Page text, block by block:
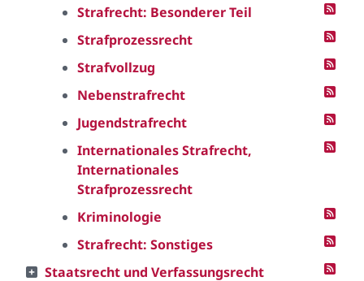
Strafrecht: Besonderer Teil
Strafprozessrecht
Strafvollzug
Nebenstrafrecht
Jugendstrafrecht
Internationales Strafrecht,
Internationales
Strafprozessrecht
Kriminologie
Strafrecht: Sonstiges
Staatsrecht und Verfassungsrecht